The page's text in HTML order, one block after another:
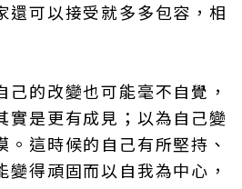
還可以接受就多多包容，相
己的改變也可能毫不自覺，
實是更有成見；以為自己變
。這時候的自己有所堅持、
得頑固而以自我為中心，